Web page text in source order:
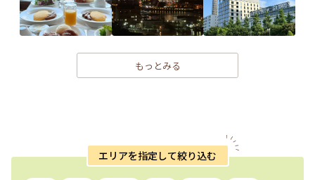
もっとみる
エリアを指定して絞り込む